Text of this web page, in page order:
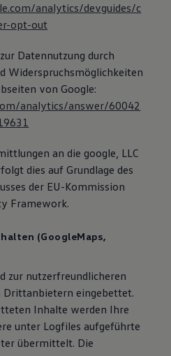
analytics/devguides/c
opt-out
Datennutzung durch
Widerspruchsmöglichkeiten
von Google:
analytics/answer/60042
an die google, LLC
dies auf Grundlage des
der EU-Kommission
Framework.
(GoogleMaps,
zur nutzerfreundlicheren
Drittanbietern eingebettet.
Inhalte werden Ihre
unter Logfiles aufgeführte
übermittelt. Die